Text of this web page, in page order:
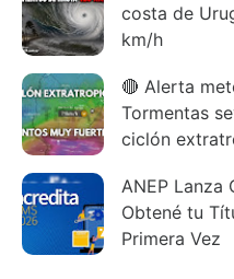
costa de
km/h
🔴 Alerta
Tormentas
ciclón
ANEP Lanza
Obtené tu
Primera Vez